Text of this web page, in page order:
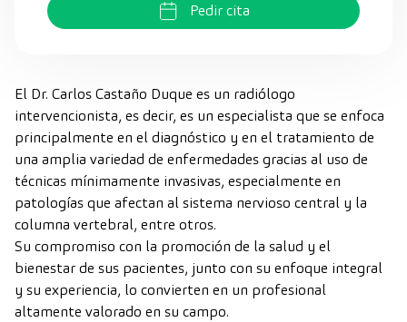
Pedir cita
El Dr. Carlos Castaño Duque es un radiólogo
intervencionista, es decir, es un especialista que se enfoca
principalmente en el diagnóstico y en el tratamiento de
una amplia variedad de enfermedades gracias al uso de
técnicas mínimamente invasivas, especialmente en
patologías que afectan al sistema nervioso central y la
columna vertebral, entre otros.
Su compromiso con la promoción de la salud y el
bienestar de sus pacientes, junto con su enfoque integral
y su experiencia, lo convierten en un profesional
altamente valorado en su campo.